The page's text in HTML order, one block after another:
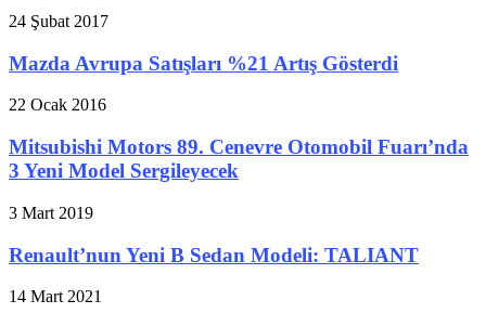
24 Şubat 2017
Mazda Avrupa Satışları %21 Artış Gösterdi
22 Ocak 2016
Mitsubishi Motors 89. Cenevre Otomobil Fuarı’nda
3 Yeni Model Sergileyecek
3 Mart 2019
Renault’nun Yeni B Sedan Modeli: TALIANT
14 Mart 2021